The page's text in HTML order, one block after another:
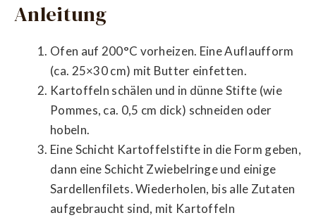
Anleitung
Ofen auf 200°C vorheizen. Eine Auflaufform
(ca. 25×30 cm) mit Butter einfetten.
Kartoffeln schälen und in dünne Stifte (wie
Pommes, ca. 0,5 cm dick) schneiden oder
hobeln.
Eine Schicht Kartoffelstifte in die Form geben,
dann eine Schicht Zwiebelringe und einige
Sardellenfilets. Wiederholen, bis alle Zutaten
aufgebraucht sind, mit Kartoffeln